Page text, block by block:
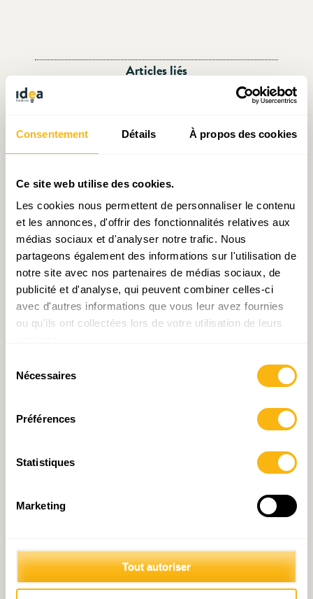
Consentement Détails À propos des cookies
Ce site web utilise des cookies.
Les cookies nous permettent de personnaliser le contenu
et les annonces, d'offrir des fonctionnalités relatives aux
médias sociaux et d'analyser notre trafic. Nous
partageons également des informations sur l'utilisation de
notre site avec nos partenaires de médias sociaux, de
publicité et d'analyse, qui peuvent combiner celles-ci
avec d'autres informations que vous leur avez fournies
ou qu'ils ont collectées lors de votre utilisation de leurs
Nécessaires
Préférences
Statistiques
Marketing
Tout autoriser
Articles liés
Retour sur la conférence
du Prof. Dr Paul Wilmes |
The COVID-19 pandemic
and the response by the
scientific community in
Luxembourg
Aménagement du territoire
: la vision reste à préciser
Avis annuel 2019: des tas
engouement qui relève de